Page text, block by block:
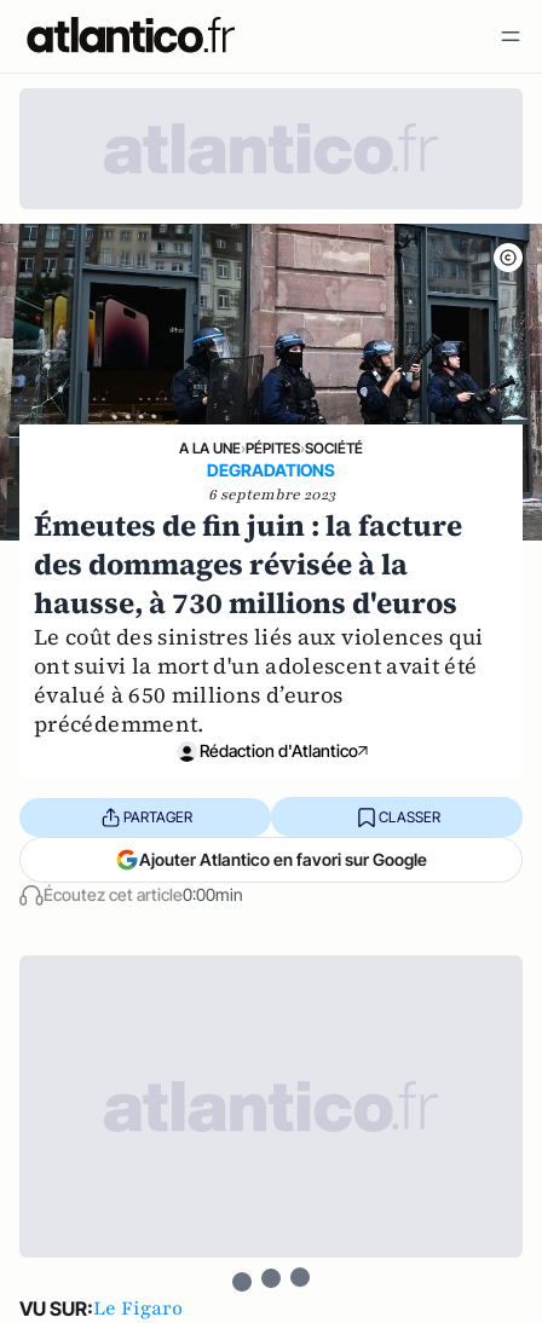
A LA UNE›PÉPITES›SOCIÉTÉ
DEGRADATIONS
6 septembre 2023
Émeutes de fin juin : la facture
des dommages révisée à la
hausse, à 730 millions d'euros
Le coût des sinistres liés aux violences qui
ont suivi la mort d'un adolescent avait été
évalué à 650 millions d’euros
précédemment.
Rédaction d'Atlantico
Écoutez cet article0:00min
PARTAGER CLASSER
Ajouter Atlantico en favori sur Google
VU SUR:Le Figaro